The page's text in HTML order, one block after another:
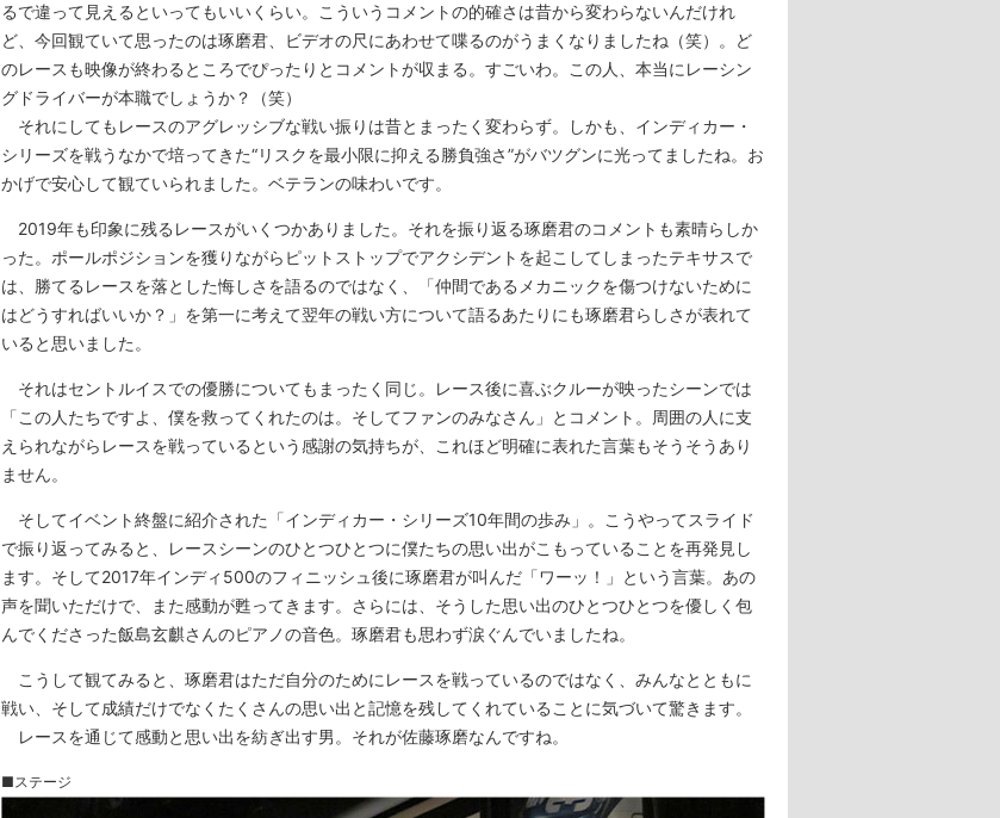
るで違って見えるといってもいいくらい。こういうコメントの的確さは昔から変わらないんだけれ
ど、今回観ていて思ったのは琢磨君、ビデオの尺にあわせて喋るのがうまくなりましたね（笑）。ど
のレースも映像が終わるところでぴったりとコメントが収まる。すごいわ。この人、本当にレーシン
グドライバーが本職でしょうか？（笑）
それにしてもレースのアグレッシブな戦い振りは昔とまったく変わらず。しかも、インディカー・
シリーズを戦うなかで培ってきた“リスクを最小限に抑える勝負強さ”がバツグンに光ってましたね。お
かげで安心して観ていられました。ベテランの味わいです。
2019年も印象に残るレースがいくつかありました。それを振り返る琢磨君のコメントも素晴らしか
った。ポールポジションを獲りながらピットストップでアクシデントを起こしてしまったテキサスで
は、勝てるレースを落とした悔しさを語るのではなく、「仲間であるメカニックを傷つけないために
はどうすればいいか？」を第一に考えて翌年の戦い方について語るあたりにも琢磨君らしさが表れて
いると思いました。
それはセントルイスでの優勝についてもまったく同じ。レース後に喜ぶクルーが映ったシーンでは
「この人たちですよ、僕を救ってくれたのは。そしてファンのみなさん」とコメント。周囲の人に支
えられながらレースを戦っているという感謝の気持ちが、これほど明確に表れた言葉もそうそうあり
ません。
そしてイベント終盤に紹介された「インディカー・シリーズ10年間の歩み」。こうやってスライド
で振り返ってみると、レースシーンのひとつひとつに僕たちの思い出がこもっていることを再発見し
ます。そして2017年インディ500のフィニッシュ後に琢磨君が叫んだ「ワーッ！」という言葉。あの
声を聞いただけで、また感動が甦ってきます。さらには、そうした思い出のひとつひとつを優しく包
んでくださった飯島玄麒さんのピアノの音色。琢磨君も思わず涙ぐんでいましたね。
こうして観てみると、琢磨君はただ自分のためにレースを戦っているのではなく、みんなとともに
戦い、そして成績だけでなくたくさんの思い出と記憶を残してくれていることに気づいて驚きます。
レースを通じて感動と思い出を紡ぎ出す男。それが佐藤琢磨なんですね。
■ステージ